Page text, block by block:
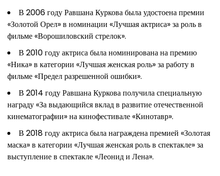
В 2006 году Равшана Куркова была удостоена премии
«Золотой Орел» в номинации «Лучшая актриса» за роль в
фильме «Ворошиловский стрелок».
В 2010 году актриса была номинирована на премию
«Ника» в категории «Лучшая женская роль» за работу в
фильме «Предел разрешенной ошибки».
В 2014 году Равшана Куркова получила специальную
награду «За выдающийся вклад в развитие отечественной
кинематографии» на кинофестивале «Кинотавр».
В 2018 году актриса была награждена премией «Золотая
маска» в категории «Лучшая женская роль в спектакле» за
выступление в спектакле «Леонид и Лена».